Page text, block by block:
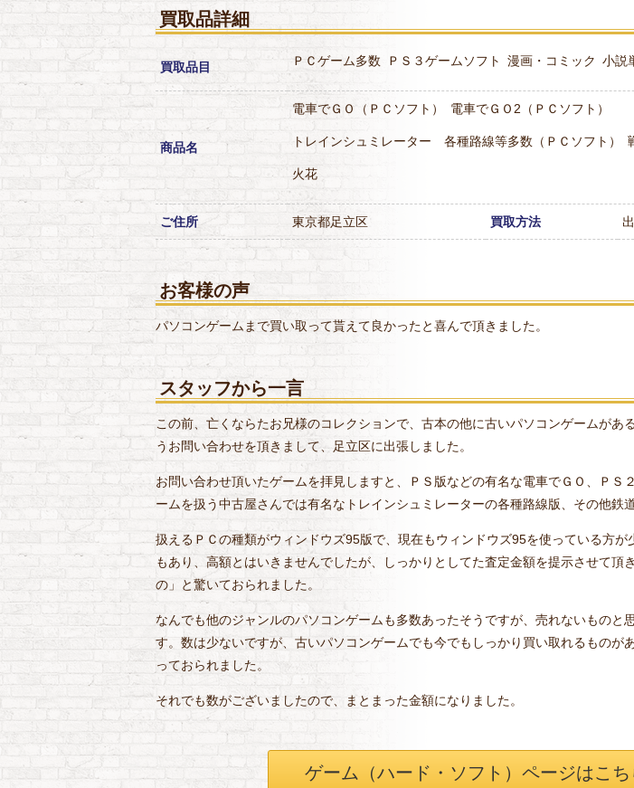
買取品詳細
買取品目 ＰＣゲーム多数 ＰＳ３ゲームソフト 漫画・コミック 小説
商品名
電車でＧＯ（ＰＣソフト） 電車でＧＯ2（ＰＣソフト）
トレインシュミレーター 各種路線等多数（ＰＣソフト）
火花
ご住所 東京都足立区 買取方法
お客様の声
パソコンゲームまで買い取って貰えて良かったと喜んで頂きました。
スタッフから一言
この前、亡くならたお兄様のコレクションで、古本の他に古いパソコンゲームがあ
うお問い合わせを頂きまして、足立区に出張しました。
お問い合わせ頂いたゲームを拝見しますと、ＰＳ版などの有名な電車でＧＯ、ＰＳ
ームを扱う中古屋さんでは有名なトレインシュミレーターの各種路線版、その他鉄
扱えるＰＣの種類がウィンドウズ95版で、現在もウィンドウズ95を使っている方が
もあり、高額とはいきませんでしたが、しっかりとしてた査定金額を提示させて頂
の」と驚いておられました。
なんでも他のジャンルのパソコンゲームも多数あったそうですが、売れないものと
す。数は少ないですが、古いパソコンゲームでも今でもしっかり買い取れるものが
っておられました。
それでも数がございましたので、まとまった金額になりました。
ゲーム（ハード・ソフト）ページはこち